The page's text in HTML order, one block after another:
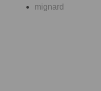
mignard